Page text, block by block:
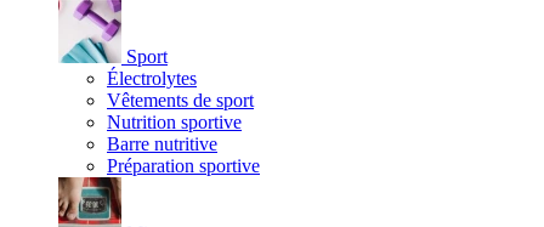
Sport
Électrolytes
Vêtements de sport
Nutrition sportive
Barre nutritive
Préparation sportive